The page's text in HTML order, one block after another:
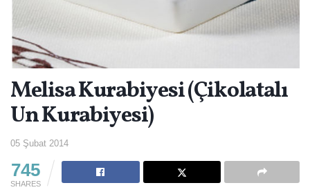
Melisa Kurabiyesi (Çikolatalı
Un Kurabiyesi)
05 Şubat 2014
745
SHARES